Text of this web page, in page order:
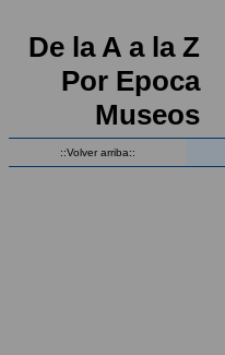
De la A a la Z
Por Epoca
Museos
::Volver arriba::